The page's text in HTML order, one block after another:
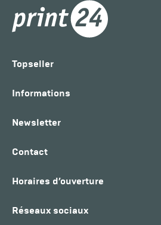
Topseller
Informations
Newsletter
Contact
Horaires d’ouverture
Réseaux sociaux